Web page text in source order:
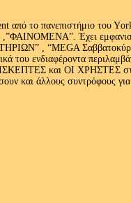
από το πανεπιστήμιο του
,”ΦΑΙΝΟΜΕΝΑ”. Έχει
, “MEGA
του ενδιαφέροντα
και ΟΙ ΧΡΗΣΤΕΣ
άλλους συντρόφους για